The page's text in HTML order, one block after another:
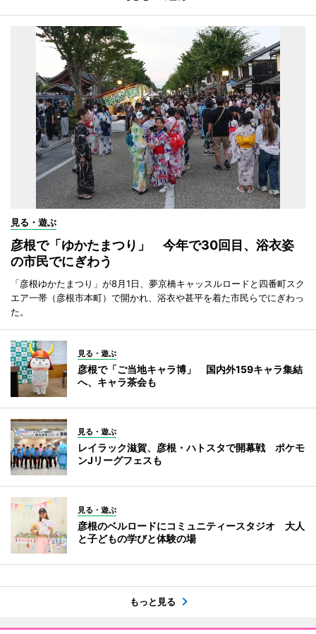
見る・遊ぶ
彦根で「ゆかたまつり」 今年で30回目、浴衣姿
の市民でにぎわう
「彦根ゆかたまつり」が8月1日、夢京橋キャッスルロードと四番町スク
エア一帯（彦根市本町）で開かれ、浴衣や甚平を着た市民らでにぎわっ
た。
見る・遊ぶ
彦根で「ご当地キャラ博」 国内外159キャラ集結
へ、キャラ茶会も
見る・遊ぶ
レイラック滋賀、彦根・ハトスタで開幕戦 ポケモ
ンJリーグフェスも
見る・遊ぶ
彦根のベルロードにコミュニティースタジオ 大人
と子どもの学びと体験の場
もっと見る